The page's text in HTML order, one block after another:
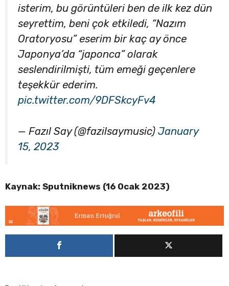
isterim, bu görüntüleri ben de ilk kez dün
seyrettim, beni çok etkiledi, “Nazım
Oratoryosu” eserim bir kaç ay önce
Japonya’da “japonca” olarak
seslendirilmişti, tüm emeği geçenlere
teşekkür ederim.
pic.twitter.com/9DFSkcyFv4
— Fazıl Say (@fazilsaymusic) January
15, 2023
Kaynak: Sputniknews (16 Ocak 2023)